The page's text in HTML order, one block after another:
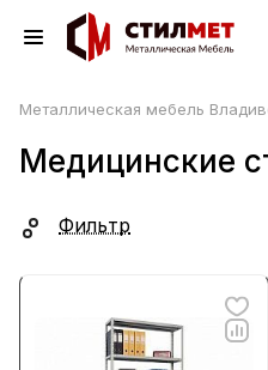
Металлическая мебель
Медицинские
Фильтр